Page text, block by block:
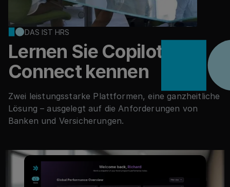
DAS IST HRS
Lernen Sie Copilot &
Connect kennen
Zwei leistungsstarke Plattformen, eine ganzheitliche
Lösung – ausgelegt auf die Anforderungen von
Banken und Versicherungen.